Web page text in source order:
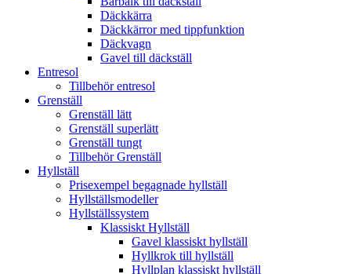
Däckkärra
Däckkärror med tippfunktion
Däckvagn
Gavel till däckställ
Entresol
Tillbehör entresol
Grenställ
Grenställ lätt
Grenställ superlätt
Grenställ tungt
Tillbehör Grenställ
Hyllställ
Prisexempel begagnade hyllställ
Hyllställsmodeller
Hyllställssystem
Klassiskt Hyllställ
Gavel klassiskt hyllställ
Hyllkrok till hyllställ
Hyllplan klassiskt hyllställ